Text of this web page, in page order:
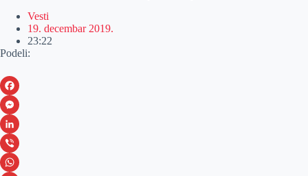
Vesti
19. decembar 2019.
23:22
Podeli:
F
a
c
e
M
e
s
L
iV